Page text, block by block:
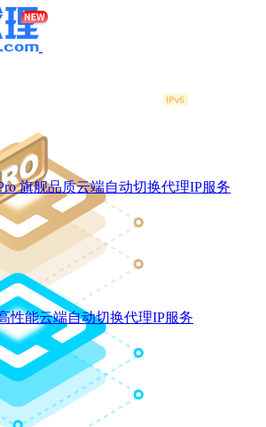
旗舰品质云端自动切换代理IP服务
性能云端自动切换代理IP服务